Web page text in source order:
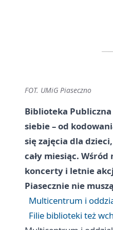
FOT. UMiG Piaseczno
Biblioteka Publiczna
siebie – od
się zajęcia dla
cały miesiąc.
koncerty i letnie
Piasecznie nie
Multicentrum i
Filie biblioteki też